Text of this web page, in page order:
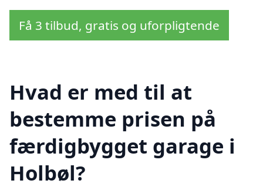
Få 3 tilbud, gratis og uforpligtende
Hvad er med til at
bestemme prisen på
færdigbygget garage i
Holbøl?